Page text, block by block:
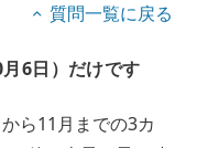
質問一覧に戻る
6日）だけです
ら11月までの3カ